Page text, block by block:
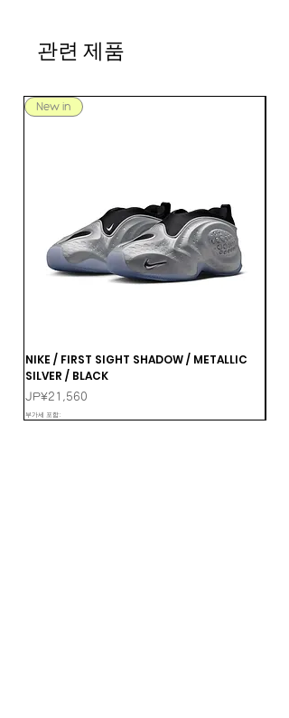
관련 제품
New in
NIKE / FIRST SIGHT SHADOW / METALLIC
SILVER / BLACK
가격
JP¥21,560
부가세 포함: